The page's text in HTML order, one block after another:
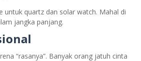
untuk quartz dan solar watch. Mahal di
jangka panjang.
“rasanya”. Banyak orang jatuh cinta